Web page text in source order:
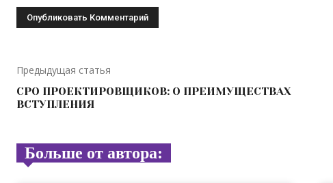
Предыдущая статья
СРО ПРОЕКТИРОВЩИКОВ: О ПРЕИМУЩЕСТВАХ
ВСТУПЛЕНИЯ
Больше от автора: